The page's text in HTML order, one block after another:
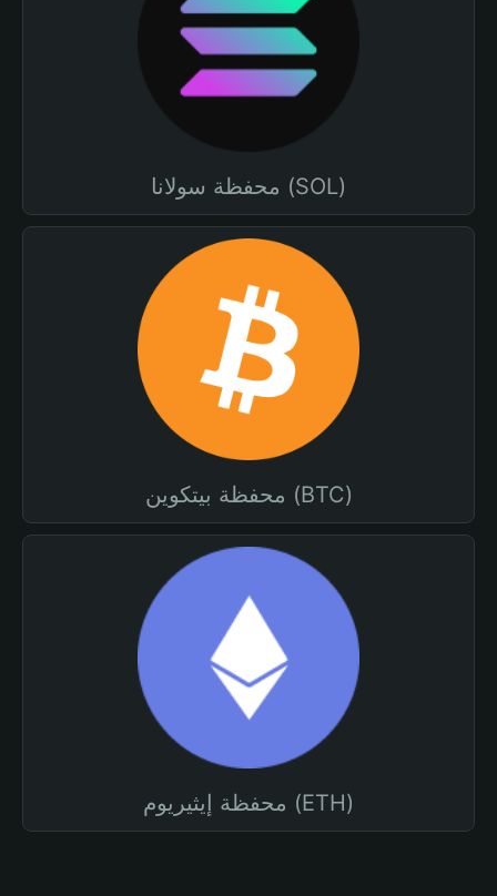
محفظة سولانا (SOL)
محفظة بيتكوين (BTC)
محفظة إيثيريوم (ETH)